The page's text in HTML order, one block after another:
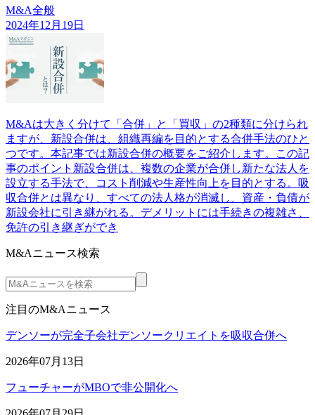
M&A全般
2024年12月19日
M&Aは大きく分けて「合併」と「買収」の2種類に分けられ
ますが、新設合併は、組織再編を目的とする合併手法のひと
つです。本記事では新設合併の概要をご紹介します。この記
事のポイント新設合併は、複数の企業が合併し新たな法人を
設立する手法で、コスト削減や生産性向上を目的とする。吸
収合併とは異なり、すべての法人格が消滅し、資産・負債が
新設会社に引き継がれる。デメリットには手続きの複雑さ、
免許の引き継ぎができ
M&Aニュース検索
注目のM&Aニュース
デンソーが完全子会社デンソークリエイトを吸収合併へ
2026年07月13日
フューチャーがMBOで非公開化へ